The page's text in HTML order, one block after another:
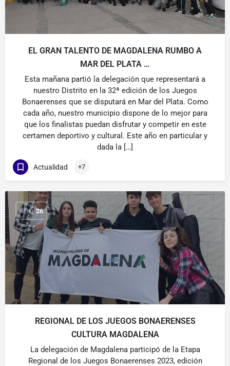
EL GRAN TALENTO DE MAGDALENA RUMBO A
MAR DEL PLATA …
Esta mañana partió la delegación que representará a
nuestro Distrito en la 32ª edición de los Juegos
Bonaerenses que se disputará en Mar del Plata. Como
cada año, nuestro municipio dispone de lo mejor para
que los finalistas puedan disfrutar y competir en este
certamen deportivo y cultural. Este año en particular y
dada la […]
Actualidad +7
AGO 26
REGIONAL DE LOS JUEGOS BONAERENSES
CULTURA MAGDALENA
La delegación de Magdalena participó de la Etapa
Regional de los Juegos Bonaerenses 2023, edición